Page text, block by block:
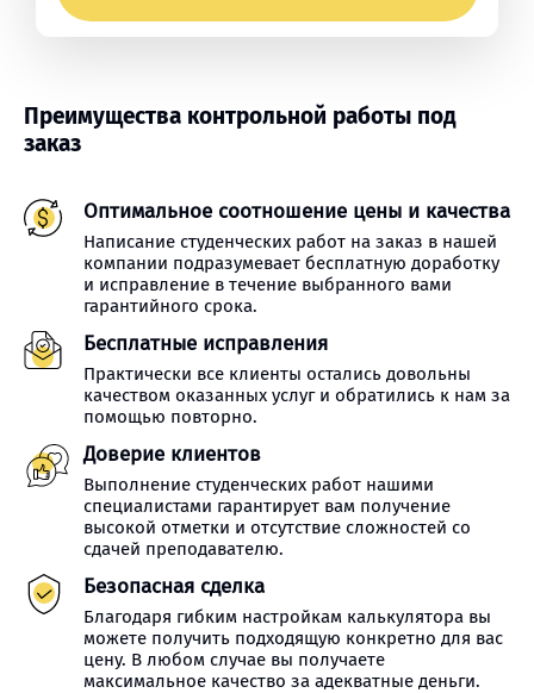
Преимущества контрольной работы под
заказ
Оптимальное соотношение цены и качества
Написание студенческих работ на заказ в нашей
компании подразумевает бесплатную доработку
и исправление в течение выбранного вами
гарантийного срока.
Бесплатные исправления
Практически все клиенты остались довольны
качеством оказанных услуг и обратились к нам за
помощью повторно.
Доверие клиентов
Выполнение студенческих работ нашими
специалистами гарантирует вам получение
высокой отметки и отсутствие сложностей со
сдачей преподавателю.
Безопасная сделка
Благодаря гибким настройкам калькулятора вы
можете получить подходящую конкретно для вас
цену. В любом случае вы получаете
максимальное качество за адекватные деньги.